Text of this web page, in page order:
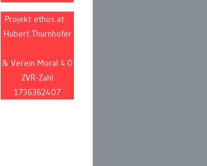
Projekt ethos.at
Hubert Thurnhofer
& Verein Moral 4.0
ZVR-Zahl
1736362407